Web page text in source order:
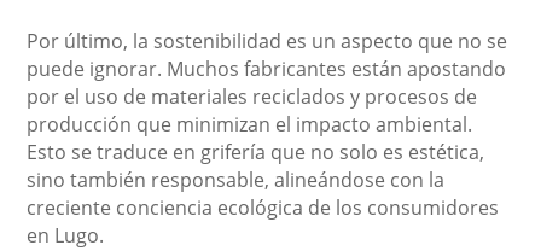
Por último, la sostenibilidad es un aspecto que no se
puede ignorar. Muchos fabricantes están apostando
por el uso de materiales reciclados y procesos de
producción que minimizan el impacto ambiental.
Esto se traduce en grifería que no solo es estética,
sino también responsable, alineándose con la
creciente conciencia ecológica de los consumidores
en Lugo.